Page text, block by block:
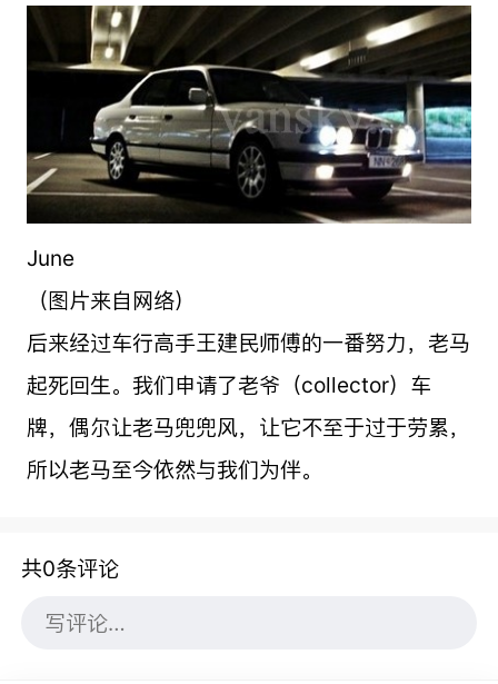
June
（图片来自网络）
后来经过车行高手王建民师傅的一番努力，老马
起死回生。我们申请了老爷（collector）车
牌，偶尔让老马兜兜风，让它不至于过于劳累，
所以老马至今依然与我们为伴。
共0条评论